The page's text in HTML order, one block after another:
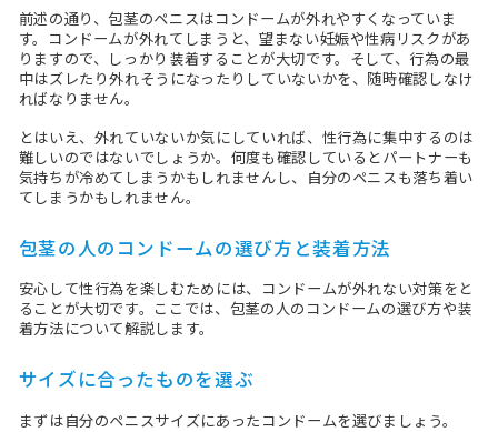
前述の通り、包茎のペニスはコンドームが外れやすくなっていま
す。コンドームが外れてしまうと、望まない妊娠や性病リスクがあ
りますので、しっかり装着することが大切です。そして、行為の最
中はズレたり外れそうになったりしていないかを、随時確認しなけ
ればなりません。
とはいえ、外れていないか気にしていれば、性行為に集中するのは
難しいのではないでしょうか。何度も確認しているとパートナーも
気持ちが冷めてしまうかもしれませんし、自分のペニスも落ち着い
てしまうかもしれません。
包茎の人のコンドームの選び方と装着方法
安心して性行為を楽しむためには、コンドームが外れない対策をと
ることが大切です。ここでは、包茎の人のコンドームの選び方や装
着方法について解説します。
サイズに合ったものを選ぶ
まずは自分のペニスサイズにあったコンドームを選びましょう。